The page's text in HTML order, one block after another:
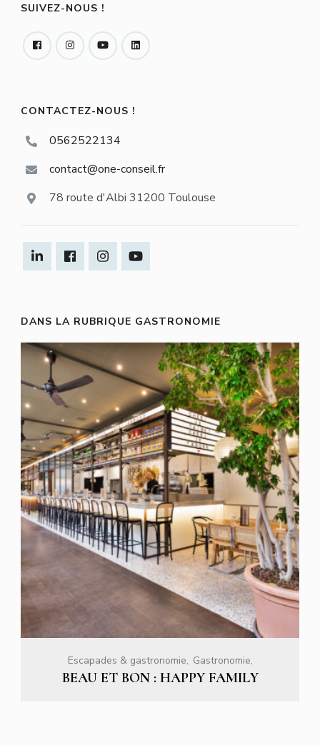
SUIVEZ-NOUS !
CONTACTEZ-NOUS !
0562522134
contact@one-conseil.fr
78 route d'Albi 31200 Toulouse
DANS LA RUBRIQUE GASTRONOMIE
Escapades & gastronomie Gastronomie
BEAU ET BON : HAPPY FAMILY